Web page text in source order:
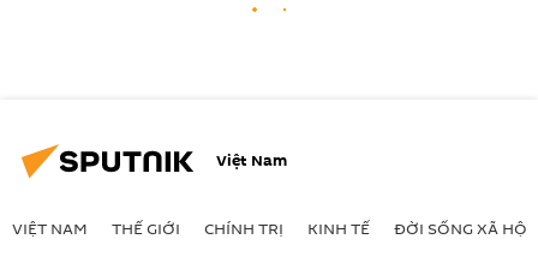
Việt Nam
VIỆT NAM THẾ GIỚI CHÍNH TRỊ KINH TẾ ĐỜI SỐNG XÃ HỘI